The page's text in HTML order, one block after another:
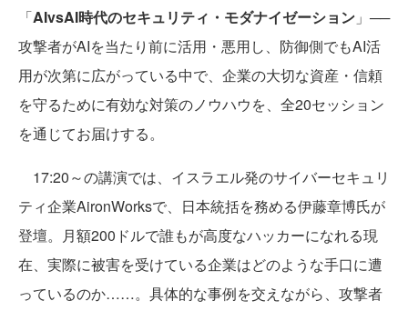
「AIvsAI時代のセキュリティ・モダナイゼーション 」──
攻撃者がAIを当たり前に活用・悪用し、防御側でもAI活
用が次第に広がっている中で、企業の大切な資産・信頼
を守るために有効な対策のノウハウを、全20セッション
を通じてお届けする。
17:20～の講演では、イスラエル発のサイバーセキュリ
ティ企業AironWorksで、日本統括を務める伊藤章博氏が
登壇。月額200ドルで誰もが高度なハッカーになれる現
在、実際に被害を受けている企業はどのような手口に遭
っているのか……。具体的な事例を交えながら、攻撃者